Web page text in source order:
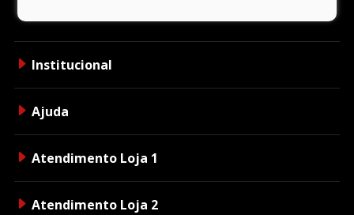
Institucional
Ajuda
Atendimento Loja 1
Atendimento Loja 2